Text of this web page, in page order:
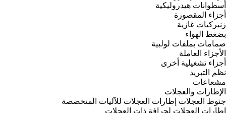
أسطوانات هيدروليكية
أجزاء المقصورة
زنبركيات غازية
بضغط الهواء
صمامات بملفات لولبية
الأجزاء العاملة
أجزاء تشغيلية أخرى
نظم التبريد
مشعاعات
الإطارات والعجلات
جنوط العجلات إطارات العجلات للآليات المتخصصة
إطارات العجلات لجرافة ذات العجلات